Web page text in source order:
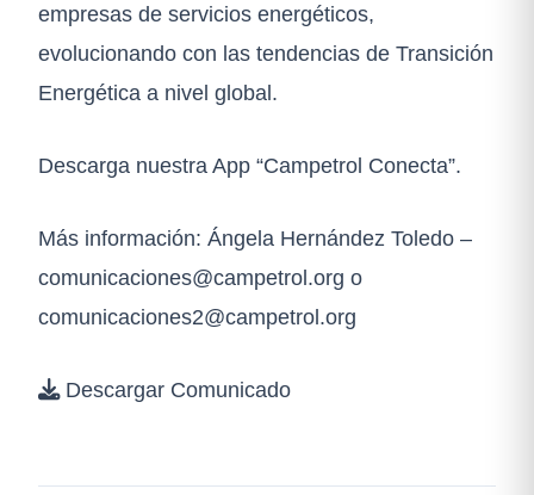
empresas de servicios energéticos,
evolucionando con las tendencias de Transición
Energética a nivel global.
Descarga nuestra App “Campetrol Conecta”.
Más información: Ángela Hernández Toledo –
comunicaciones@campetrol.org o
comunicaciones2@campetrol.org
Descargar Comunicado